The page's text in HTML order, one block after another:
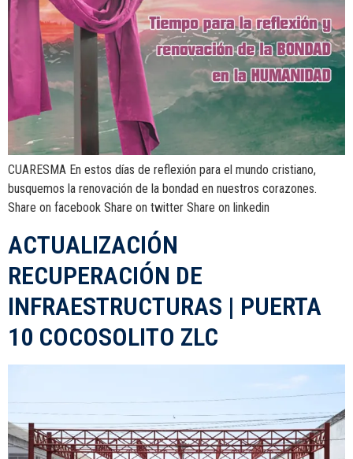
CUARESMA En estos días de reflexión para el mundo cristiano,
busquemos la renovación de la bondad en nuestros corazones.
Share on facebook Share on twitter Share on linkedin
ACTUALIZACIÓN
RECUPERACIÓN DE
INFRAESTRUCTURAS | PUERTA
10 COCOSOLITO ZLC